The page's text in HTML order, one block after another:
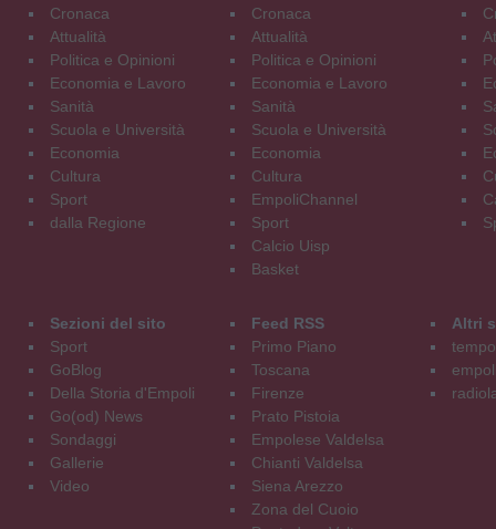
Cronaca
Attualità
Politica e Opinioni
Economia e Lavoro
Sanità
Scuola e Università
Economia
Cultura
Sport
dalla Regione
Cronaca
Attualità
Politica e Opinioni
Economia e Lavoro
Sanità
Scuola e Università
Economia
Cultura
EmpoliChannel
Sport
Calcio Uisp
Basket
Sezioni del sito
Sport
GoBlog
Della Storia d'Empoli
Go(od) News
Sondaggi
Gallerie
Video
Feed RSS
Primo Piano
Toscana
Firenze
Prato Pistoia
Empolese Valdelsa
Chianti Valdelsa
Siena Arezzo
Zona del Cuoio
Altri